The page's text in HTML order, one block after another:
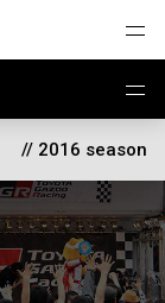
// 2016 season